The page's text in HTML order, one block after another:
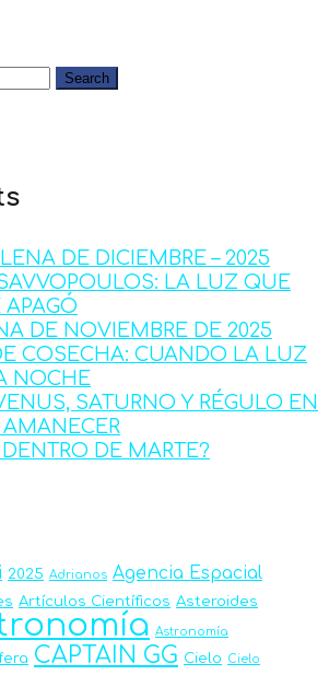
DE DICIEMBRE – 2025
LA LUZ QUE
DE NOVIEMBRE DE 2025
COSECHA: CUANDO LA LUZ
NOCHE
SATURNO Y RÉGULO EN
DE MARTE?
2025 Adrianos Agencia Espacial
Artículos Científicos Asteroides
Astronomía
CAPTAIN GG Cielo Cielo